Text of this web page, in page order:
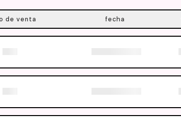
de venta fecha